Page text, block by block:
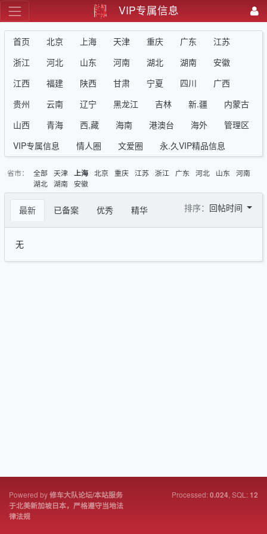
VIP专属信息
首页 北京 上海 天津 重庆 广东
江苏
浙江
河北 山东 河南 湖北 湖南
安徽
江西
福建 陕西 甘肃 宁夏 四川
广西
贵州
云南 辽宁 黑龙江 吉林 新.疆
内蒙古
山西
青海 西,藏 海南 港澳台 海外
管理区
VIP专属信息
情人圈 文爱圈 永.久VIP精品信息
省市： 全部 天津 上海 北京 重庆 江苏 浙江 广东 河北 山东
河南
湖北 湖南 安徽
最新 已备案 优秀 精华 排序： 回帖时间
无
Powered by修车大队论坛/本站服务
于北美新加坡日本，严格遵守当地法
律法规
Processed:0.024, SQL: 12